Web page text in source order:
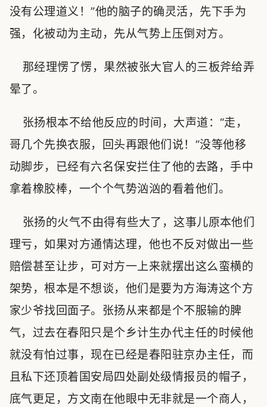
没有公理道义！”他的脑子的确灵活，先下手为
强，化被动为主动，先从气势上压倒对方。
那经理愣了愣，果然被张大官人的三板斧给弄
晕了。
张扬根本不给他反应的时间，大声道：“走，
哥几个先换衣服，回头再跟他们说！”没等他移
动脚步，已经有六名保安拦住了他的去路，手中
拿着橡胶棒，一个个气势汹汹的看着他们。
张扬的火气不由得有些大了，这事儿原本他们
理亏，如果对方通情达理，他也不反对做出一些
赔偿甚至让步，可对方一上来就摆出这么蛮横的
架势，根本是不想谈，他们是要为方海涛这个方
家少爷找回面子。张扬从来都是个不服输的脾
气，过去在春阳只是个乡计生办代主任的时候他
就没有怕过事，现在已经是春阳驻京办主任，而
且私下还顶着国安局四处副处级情报员的帽子，
底气更足，方文南在他眼中无非就是一个商人，